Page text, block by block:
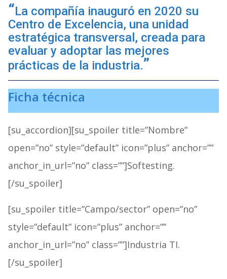
La compañía inauguró en 2020 su
Centro de Excelencia, una unidad
estratégica transversal, creada para
evaluar y adoptar las mejores
prácticas de la industria.
Ficha técnica
[su_accordion][su_spoiler title=”Nombre”
open=”no” style=”default” icon=”plus” anchor=””
anchor_in_url=”no” class=””]Softesting.
[/su_spoiler]
[su_spoiler title=”Campo/sector” open=”no”
style=”default” icon=”plus” anchor=””
anchor_in_url=”no” class=””]Industria TI.
[/su_spoiler]